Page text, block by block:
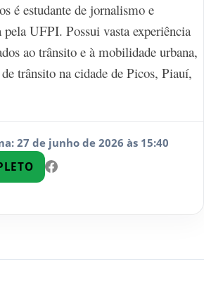
é estudante de jornalismo e
UFPI. Possui vasta experiência
ao trânsito e à mobilidade urbana,
trânsito na cidade de Picos, Piauí,
27 de junho de 2026 às 15:40